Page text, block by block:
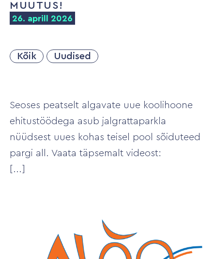
MUUTUS!
26. aprill 2026
Kõik Uudised
Seoses peatselt algavate uue koolihoone
ehitustöödega asub jalgrattaparkla
nüüdsest uues kohas teisel pool sõiduteed
pargi all. Vaata täpsemalt videost: